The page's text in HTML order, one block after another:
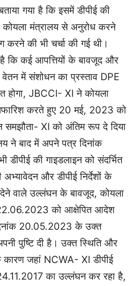
गया है कि इसमें डीपीई की
कोयला मंत्रालय से अनुरोध करने
की भी चर्चा की गई थी।
है कि कई आपत्तियों के बावजूद और
में संशोधन का प्रस्ताव DPE
होगा, JBCCI- XI ने कोयला
करते हुए 20 मई, 2023 को
समझौता- XI को अंतिम रूप दे दिया
ने बाद में अपने पत्र दिनांक
की गाइडलाइन को संदर्भित
और डीपीई निर्देशों के
वाले उल्लंघन के बावजूद, कोयला
को आक्षेपित आदेश
20.05.2023 के उक्त
पुष्टि दी है। उक्त स्थिति और
कारण जहां NCWA- XI डीपीई
24.11.2017 का उल्लंघन कर रहा है,